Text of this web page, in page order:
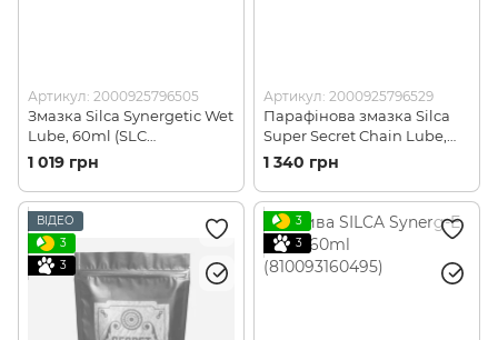
Артикул: 2000925796505
Змазка Silca Synergetic Wet
Lube, 60ml (SLC
850005186366)
1 019 грн
Артикул: 2000925796529
Парафінова змазка Silca
Super Secret Chain Lube,
240ml (SLC 850005186304)
1 340 грн
ВІДЕО
3
3
3
3